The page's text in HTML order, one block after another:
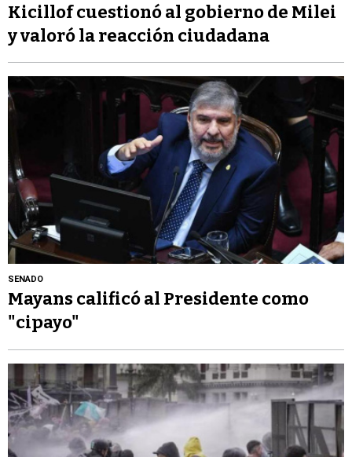
Kicillof cuestionó al gobierno de Milei
y valoró la reacción ciudadana
SENADO
Mayans calificó al Presidente como
"cipayo"